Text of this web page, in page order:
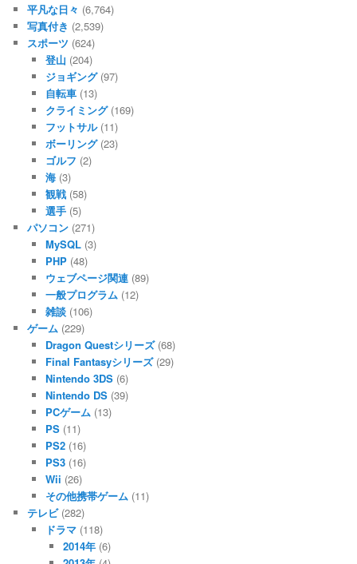
平凡な日々 (6,764)
写真付き (2,539)
スポーツ (624)
登山 (204)
ジョギング(97)
自転車(13)
クライミング(169)
フットサル(11)
ボーリング(23)
ゴルフ (2)
海(3)
観戦(58)
選手(5)
パソコン (271)
MySQL(3)
PHP(48)
ウェブページ関連(89)
一般プログラム(12)
雑談(106)
ゲーム (229)
Dragon Questシリーズ(68)
Final Fantasyシリーズ(29)
Nintendo 3DS(6)
Nintendo DS(39)
PCゲーム(13)
PS(11)
PS2(16)
PS3(16)
Wii (26)
その他携帯ゲーム(11)
テレビ(282)
ドラマ(118)
2014年 (6)